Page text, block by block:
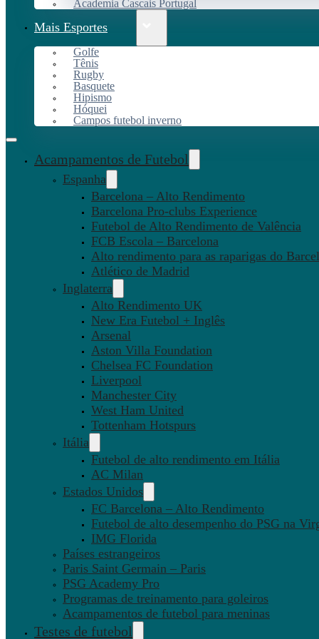
Academia Cascais Portugal
Mais Esportes
Golfe
Tênis
Rugby
Basquete
Hipismo
Hóquei
Campos futebol inverno
Acampamentos de Futebol
Espanha
Barcelona – Alto Rendimento
Barcelona Pro-clubs Experience
Futebol de Alto Rendimento de Valência
FCB Escola – Barcelona
Alto rendimento para as raparigas do
Atlético de Madrid
Inglaterra
Alto Rendimento UK
New Era Futebol + Inglês
Arsenal
Aston Villa Foundation
Chelsea FC Foundation
Liverpool
Manchester City
West Ham United
Tottenham Hotspurs
Itália
Futebol de alto rendimento em Itália
AC Milan
Estados Unidos
FC Barcelona – Alto Rendimento
Futebol de alto desempenho do PSG na
IMG Florida
Países estrangeiros
Paris Saint Germain – Paris
PSG Academy Pro
Programas de treinamento para goleiros
Acampamentos de futebol para meninas
Testes de futebol